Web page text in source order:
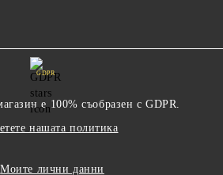
GDPR
е 100% съобразен с GDPR.
нашата политика
Моите лични данни